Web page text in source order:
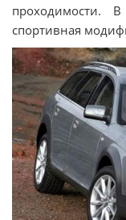
проходимости.
спортивная